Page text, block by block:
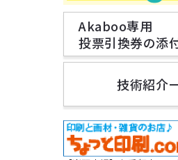
Akaboo専用
投票引換券の添
技術紹介